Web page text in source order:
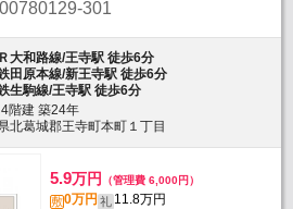
301
大和路線/王寺駅 徒歩6分
田原本線/新王寺駅 徒歩6分
生駒線/王寺駅 徒歩6分
階建 築24年
北葛城郡王寺町本町１丁目
5.9万円 （管理費 6,000円）
敷0万円 礼 11.8万円